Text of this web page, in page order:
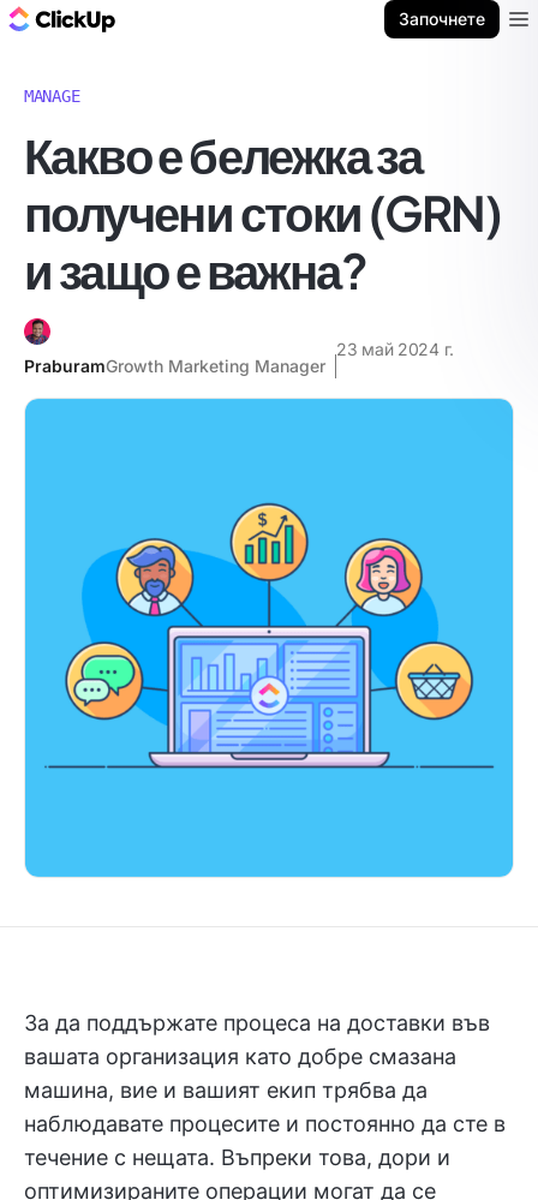
Започнете
MANAGE
Какво е бележка за
получени стоки (GRN)
и защо е важна?
PraburamGrowth Marketing Manager
23 май 2024 г.
За да поддържате процеса на доставки във
вашата организация като добре смазана
машина, вие и вашият екип трябва да
наблюдавате процесите и постоянно да сте в
течение с нещата. Въпреки това, дори и
оптимизираните операции могат да се